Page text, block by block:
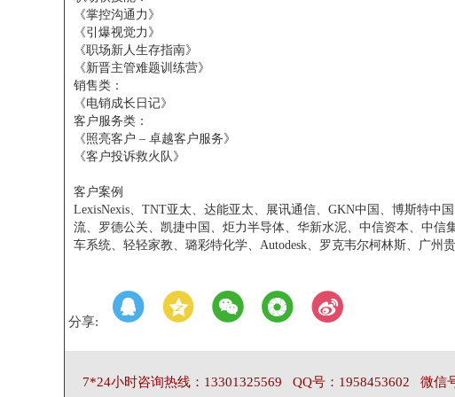
《掌控沟通力》
《引爆视觉力》
《职场新人生存指南》
《新晋主管难题训练营》
销售类：
《电销成长日记》
客户服务类：
《照亮客户 – 卓越客户服务》
《客户投诉救火队》
客户案例
LexisNexis、TNT亚太、达能亚太、展讯通信、GKN中国、博斯特中
流、罗德公关、凯捷中国、炬力半导体、华新水泥、中信资本、中
车系统、轻轻家教、璐彩特化学、Autodesk、罗克韦尔柯林斯、广
分享:
7*24小时咨询热线：13301325569 QQ号：1958453602 微信